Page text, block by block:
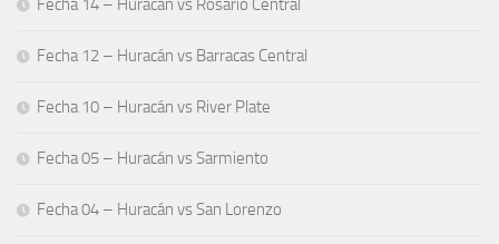
Fecha 14 – Huracán vs Rosario Central
Fecha 12 – Huracán vs Barracas Central
Fecha 10 – Huracán vs River Plate
Fecha 05 – Huracán vs Sarmiento
Fecha 04 – Huracán vs San Lorenzo